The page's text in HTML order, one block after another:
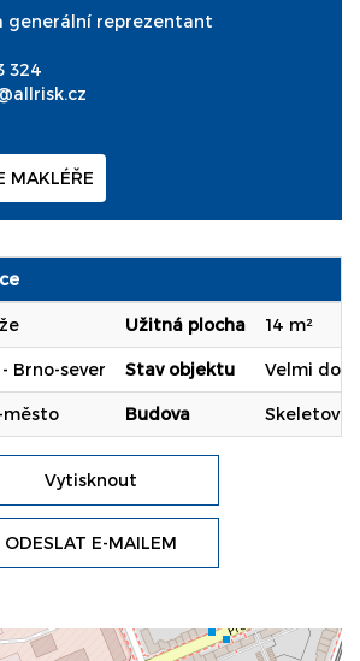
generální reprezentant
324
MAKLÉŘE
Užitná plocha 14 m²
Brno-sever Stav objektu Velmi
město Budova Skeletová
Vytisknout
ODESLAT E-MAILEM